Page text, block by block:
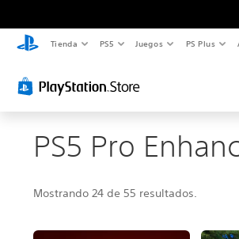
Tienda PS5 Juegos PS Plus
PS5 Pro
Mostrando 24 de 55 resultados.